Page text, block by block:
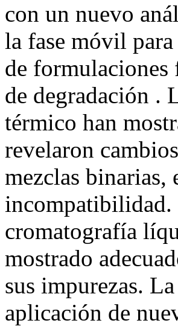
con un nuevo
la fase móvil
de formulaciones
de degradación .
térmico han
revelaron
mezclas
incompatibilidad.
cromatografía
mostrado
sus impurezas.
aplicación de